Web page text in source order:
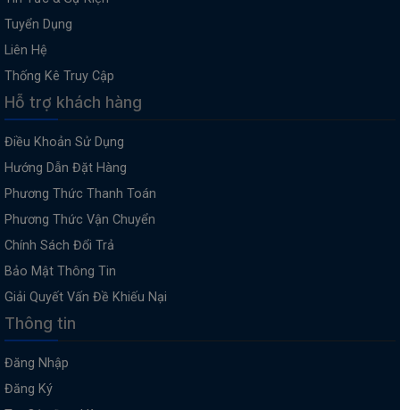
Tuyển Dụng
Liên Hệ
Thống Kê Truy Cập
Hỗ trợ khách hàng
Điều Khoản Sử Dụng
Hướng Dẫn Đặt Hàng
Phương Thức Thanh Toán
Phương Thức Vận Chuyển
Chính Sách Đổi Trả
Bảo Mật Thông Tin
Giải Quyết Vấn Đề Khiếu Nại
Thông tin
Đăng Nhập
Đăng Ký